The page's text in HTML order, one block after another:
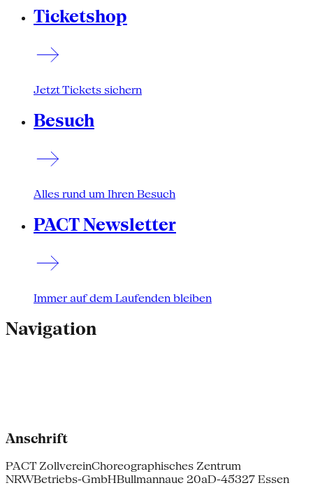
Ticketshop
Jetzt Tickets sichern
Besuch
Alles rund um Ihren Besuch
PACT Newsletter
Immer auf dem Laufenden bleiben
Navigation
Anschrift
PACT ZollvereinChoreographisches Zentrum
NRWBetriebs-GmbHBullmannaue 20aD-45327 Essen